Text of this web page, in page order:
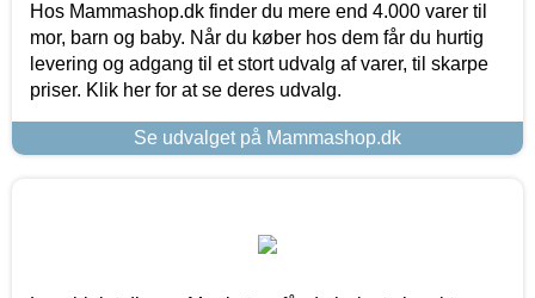
Hos Mammashop.dk finder du mere end 4.000 varer til
mor, barn og baby. Når du køber hos dem får du hurtig
levering og adgang til et stort udvalg af varer, til skarpe
priser. Klik her for at se deres udvalg.
Se udvalget på Mammashop.dk